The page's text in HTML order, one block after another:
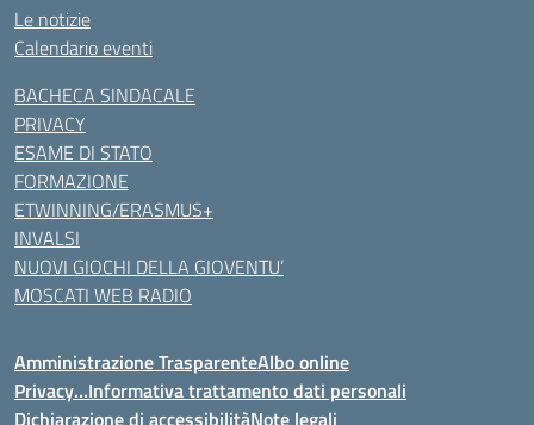
Le notizie
Calendario eventi
BACHECA SINDACALE
PRIVACY
ESAME DI STATO
FORMAZIONE
ETWINNING/ERASMUS+
INVALSI
NUOVI GIOCHI DELLA GIOVENTU’
MOSCATI WEB RADIO
Amministrazione TrasparenteAlbo online
Privacy…Informativa trattamento dati personali
Dichiarazione di accessibilitàNote legali